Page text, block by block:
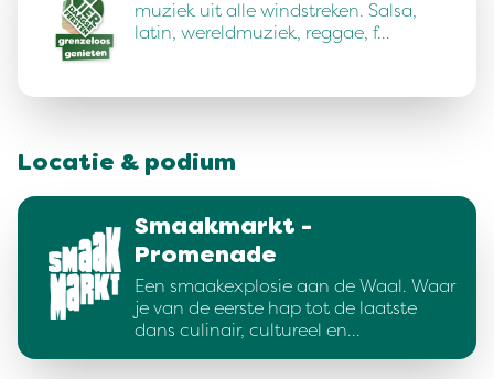
muziek uit alle windstreken. Salsa,
latin, wereldmuziek, reggae, f…
Locatie & podium
Smaakmarkt -
Promenade
Een smaakexplosie aan de Waal. Waar
je van de eerste hap tot de laatste
dans culinair, cultureel en…